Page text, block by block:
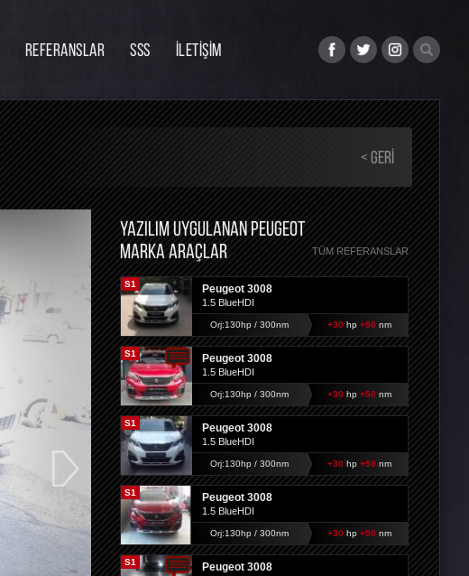
REFERANSLAR SSS İLETİŞİM
< GERI
YAZILIM UYGULANAN PEUGEOT
MARKA ARAÇLAR
TÜM REFERANSLAR
S1 Peugeot 3008
1.5 BlueHDI
Orj:130hp / 300nm +30 hp +50 nm
S1 Peugeot 3008
1.5 BlueHDI
Orj:130hp / 300nm +30 hp +50 nm
S1 Peugeot 3008
1.5 BlueHDI
Orj:130hp / 300nm +30 hp +50 nm
S1 Peugeot 3008
1.5 BlueHDI
Orj:130hp / 300nm +30 hp +50 nm
S1 Peugeot 3008